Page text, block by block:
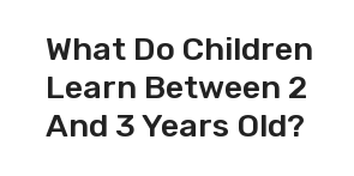
What Do Children
Learn Between 2
And 3 Years Old?